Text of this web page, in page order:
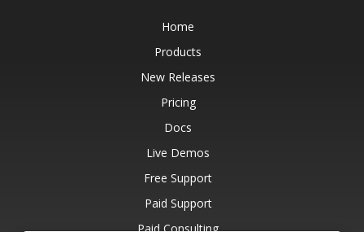
Home
Products
New Releases
Pricing
Docs
Live Demos
Free Support
Paid Support
Paid Consulting